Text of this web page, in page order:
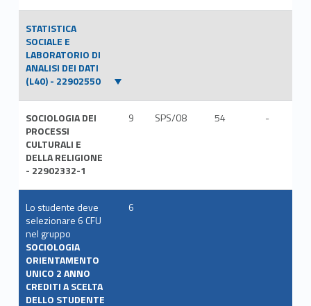
STATISTICA
SOCIALE E
LABORATORIO DI
ANALISI DEI DATI
(L40) - 22902550
SOCIOLOGIA DEI
PROCESSI
CULTURALI E
DELLA RELIGIONE
- 22902332-1
9 SPS/08 54 -
Lo studente deve
selezionare 6 CFU
nel gruppo
SOCIOLOGIA
ORIENTAMENTO
UNICO 2 ANNO
CREDITI A SCELTA
DELLO STUDENTE
6